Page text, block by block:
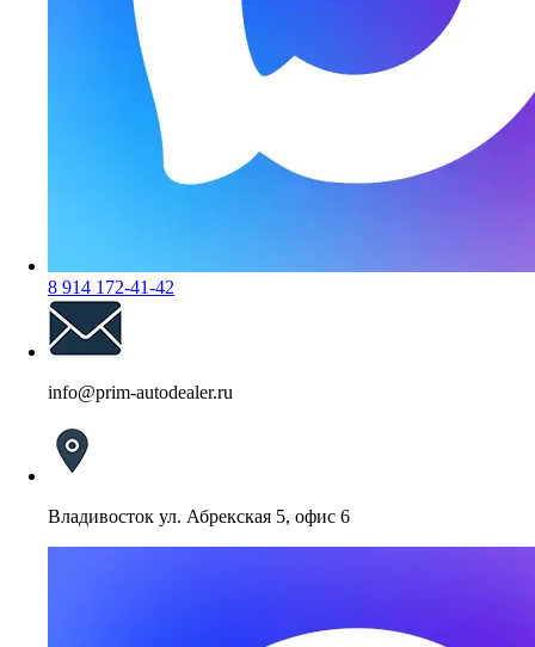
8 914 172-41-42
info@prim-autodealer.ru
Владивосток ул. Абрекская 5, офис 6